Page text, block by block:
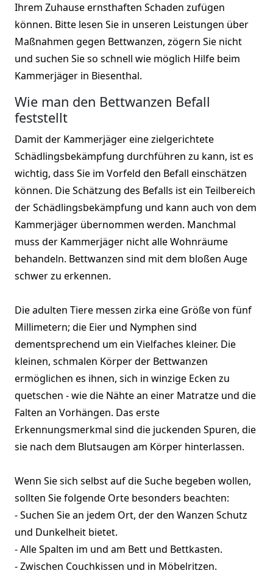
Ihrem Zuhause ernsthaften Schaden zufügen
können. Bitte lesen Sie in unseren Leistungen über
Maßnahmen gegen Bettwanzen, zögern Sie nicht
und suchen Sie so schnell wie möglich Hilfe beim
Kammerjäger in Biesenthal.
Wie man den Bettwanzen Befall
feststellt
Damit der Kammerjäger eine zielgerichtete
Schädlingsbekämpfung durchführen zu kann, ist es
wichtig, dass Sie im Vorfeld den Befall einschätzen
können. Die Schätzung des Befalls ist ein Teilbereich
der Schädlingsbekämpfung und kann auch von dem
Kammerjäger übernommen werden. Manchmal
muss der Kammerjäger nicht alle Wohnräume
behandeln. Bettwanzen sind mit dem bloßen Auge
schwer zu erkennen.
Die adulten Tiere messen zirka eine Größe von fünf
Millimetern; die Eier und Nymphen sind
dementsprechend um ein Vielfaches kleiner. Die
kleinen, schmalen Körper der Bettwanzen
ermöglichen es ihnen, sich in winzige Ecken zu
quetschen - wie die Nähte an einer Matratze und die
Falten an Vorhängen. Das erste
Erkennungsmerkmal sind die juckenden Spuren, die
sie nach dem Blutsaugen am Körper hinterlassen.
Wenn Sie sich selbst auf die Suche begeben wollen,
sollten Sie folgende Orte besonders beachten:
- Suchen Sie an jedem Ort, der den Wanzen Schutz
und Dunkelheit bietet.
- Alle Spalten im und am Bett und Bettkasten.
- Zwischen Couchkissen und in Möbelritzen.